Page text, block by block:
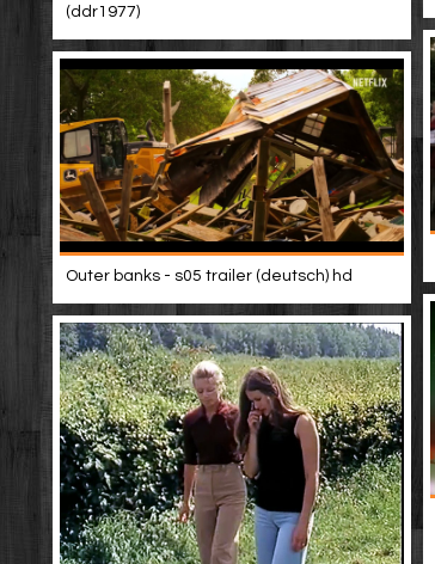
(ddr1977)
Outer banks - s05 trailer (deutsch) hd